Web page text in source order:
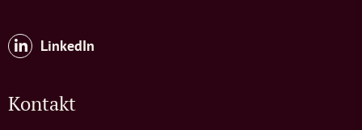
LinkedIn
Kontakt